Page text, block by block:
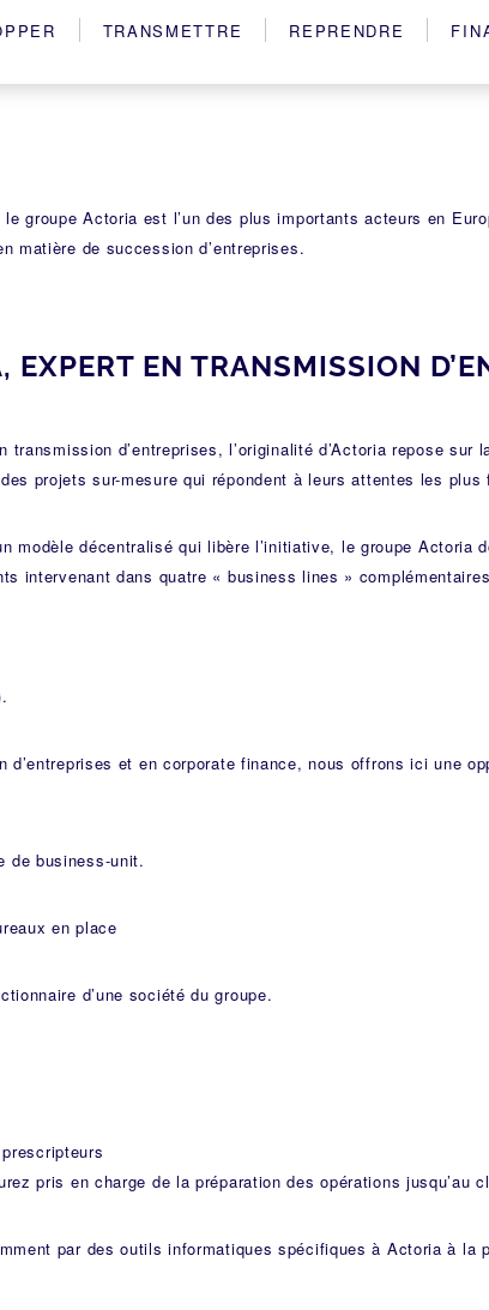
TRANSMETTRE REPRENDRE
le groupe Actoria est l’un des plus importants acteurs en
matière de succession d’entreprises.
EXPERT EN TRANSMISSION
transmission d’entreprises, l’originalité d’Actoria repose
projets sur-mesure qui répondent à leurs attentes les plus
modèle décentralisé qui libère l’initiative, le groupe Actoria
intervenant dans quatre « business lines »
et en corporate finance, nous offrons ici une
de business-unit.
en place
d’une société du groupe.
pris en charge de la préparation des opérations jusqu’au
par des outils informatiques spécifiques à Actoria à la